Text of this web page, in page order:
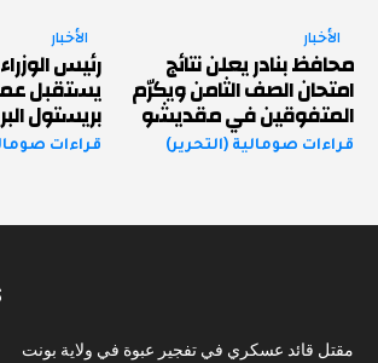
الأخبار
محافظ بنادر يعلن نتائج
امتحان الصف الثامن ويكرّم
المتفوقين في مقديشو
قراءات صومالية (التحرير)
الأخبار
رئيس
يستقبل
بريستول
قراءات
مقتل قائد عسكري في تفجير عبوة في ولاية بونت